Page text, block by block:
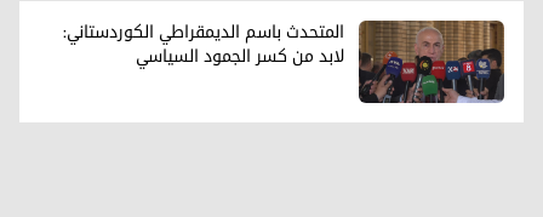
المتحدث باسم الديمقراطي الكوردستاني:
لابد من كسر الجمود السياسي